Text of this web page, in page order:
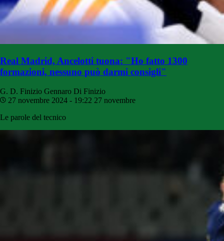
Real Madrid, Ancelotti tuona: "Ho fatto 1300
formazioni, nessuno può darmi consigli"
G. D. Finizio Gennaro Di Finizio
27 novembre 2024 - 19:22 27 novembre
Le parole del tecnico